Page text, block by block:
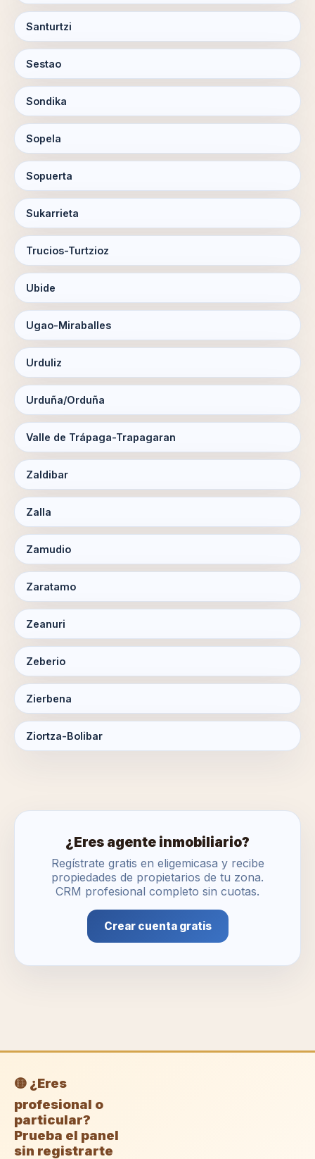
Santurtzi
Sestao
Sondika
Sopela
Sopuerta
Sukarrieta
Trucios-Turtzioz
Ubide
Ugao-Miraballes
Urduliz
Urduña/Orduña
Valle de Trápaga-Trapagaran
Zaldibar
Zalla
Zamudio
Zaratamo
Zeanuri
Zeberio
Zierbena
Ziortza-Bolibar
¿Eres agente inmobiliario?
Regístrate gratis en eligemicasa y recibe
propiedades de propietarios de tu zona.
CRM profesional completo sin cuotas.
Crear cuenta gratis
🟡 ¿Eres
profesional o
particular?
Prueba el panel
sin registrarte